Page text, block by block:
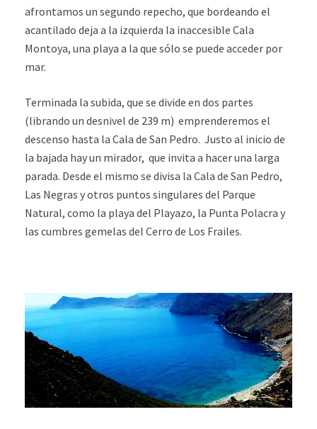
afrontamos un segundo repecho, que bordeando el
acantilado deja a la izquierda la inaccesible Cala
Montoya, una playa a la que sólo se puede acceder por
mar.
Terminada la subida, que se divide en dos partes
(librando un desnivel de 239 m) emprenderemos el
descenso hasta la Cala de San Pedro. Justo al inicio de
la bajada hay un mirador, que invita a hacer una larga
parada. Desde el mismo se divisa la Cala de San Pedro,
Las Negras y otros puntos singulares del Parque
Natural, como la playa del Playazo, la Punta Polacra y
las cumbres gemelas del Cerro de Los Frailes.